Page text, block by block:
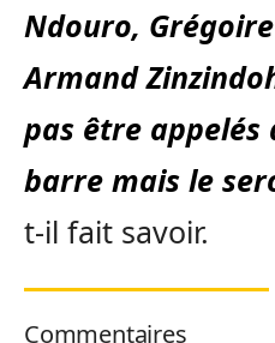
Ndouro,
Armand
pas être
barre mais le
t-il fait savoir.
Commentaires